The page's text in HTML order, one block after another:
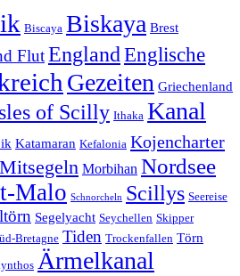
Biscaya Biskaya Brest
FlutEnglandEnglische
Gezeiten Griechenland
of Scilly Ithaka Kanal
Katamaran Kefalonia Kojencharter
Mitsegeln Morbihan Nordsee
Malo Schnorcheln Scillys Seereise
Segelyacht Seychellen Skipper
Bretagne Tiden Trockenfallen Törn
Ärmelkanal